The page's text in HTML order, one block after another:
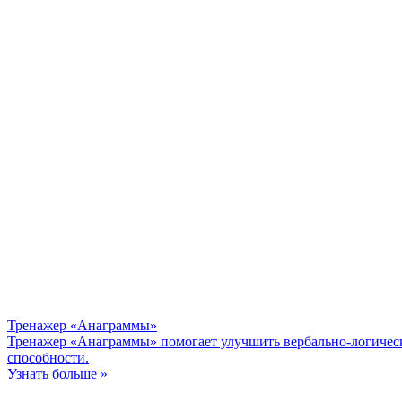
Тренажер «Анаграммы»
Тренажер «Анаграммы» помогает улучшить вербально-
способности.
Узнать больше »